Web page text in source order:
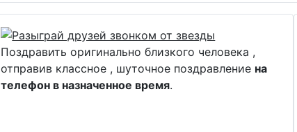
Поздравить оригинально близкого человека ,
отправив классное , шуточное поздравление на
телефон в назначенное время.